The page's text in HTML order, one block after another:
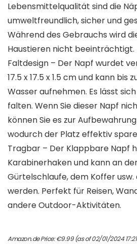
Lebensmittelqualität sind die
umweltfreundlich, sicher und
Während des Gebrauchs wird
Haustieren nicht beeinträchtigt.
Faltdesign – Der Napf wurdet
17.5 x 17.5 x 1.5 cm und kann bis
Wasser aufnehmen. Es lässt
falten. Wenn Sie dieser Napf
können Sie es zur
wodurch der Platz effektiv
Tragbar – Der Klappbare Napf
Karabinerhaken und kann an
Gürtelschlaufe, dem Koffer
werden. Perfekt für Reisen,
andere Outdoor-Aktivitäten.
Amazon.de Price:€9.99(as of 02/01/2024